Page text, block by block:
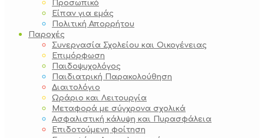
Προσωπικό
Είπαν για εμάς
Πολιτική Απορρήτου
Παροχές
Συνεργασία Σχολείου και Οικογένειας
Επιμόρφωση
Παιδοψυχολόγος
Παιδιατρική Παρακολούθηση
Διαιτολόγιο
Ωράριο και Λειτουργία
Μεταφορά με σύγχρονα σχολικά
Ασφαλιστική κάλυψη και Πυρασφάλεια
Επιδοτούμενη φοίτηση